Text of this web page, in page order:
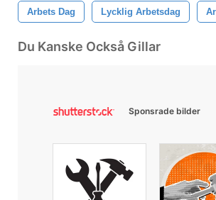
Arbets Dag Lycklig Arbetsdag
Du Kanske Också Gillar
Sponsrade bilder